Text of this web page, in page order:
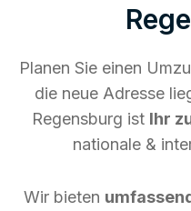
Planen Sie einen
die neue Adresse
Regensburg ist Ihr
nationale &
Wir bieten